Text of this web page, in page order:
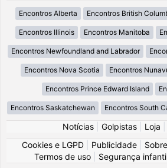
Encontros Alberta Encontros British
Encontros Illinois Encontros Manitoba
Encontros Newfoundland and Labrador
Encontros Nova Scotia Encontros
Encontros Prince Edward Island
Encontros Saskatchewan Encontros South
Notícias Golpistas Loja
Cookies e LGPD
Publicidade
Termos de uso
Segurança